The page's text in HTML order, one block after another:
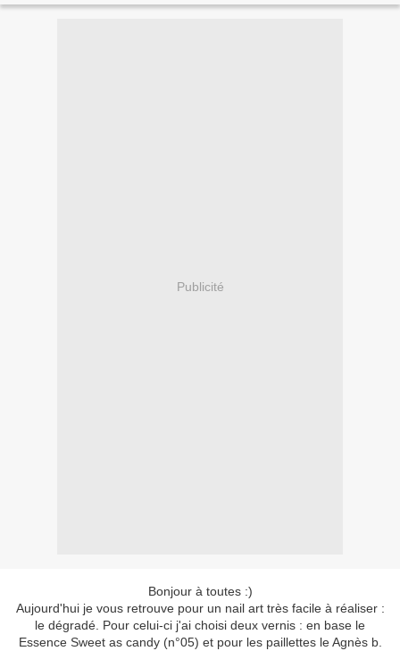
Publicité
Bonjour à toutes :)
Aujourd'hui je vous retrouve pour un nail art très facile à réaliser :
le dégradé. Pour celui-ci j'ai choisi deux vernis : en base le
Essence Sweet as candy (n°05) et pour les paillettes le Agnès b.